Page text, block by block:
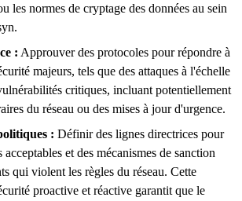
les normes de cryptage des données au sein
: Approuver des protocoles pour répondre à
majeurs, tels que des attaques à l'échelle
critiques, incluant potentiellement
du réseau ou des mises à jour d'urgence.
: Définir des lignes directrices pour
et des mécanismes de sanction
qui violent les règles du réseau. Cette
proactive et réactive garantit que le